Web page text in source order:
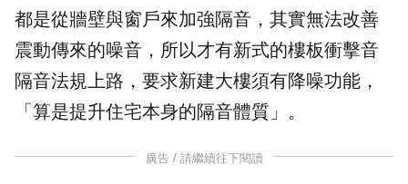
都是從牆壁與窗戶來加強隔音，其實無法改善
震動傳來的噪音，所以才有新式的樓板衝擊音
隔音法規上路，要求新建大樓須有降噪功能，
「算是提升住宅本身的隔音體質」。
廣告 / 請繼續往下閱讀